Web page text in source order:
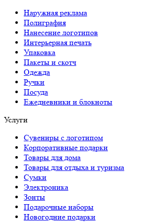
Наружная реклама
Полиграфия
Нанесение логотипов
Интерьерная печать
Упаковка
Пакеты и скотч
Одежда
Ручки
Посуда
Ежедневники и блокноты
Услуги
Сувениры с логотипом
Корпоративные подарки
Товары для дома
Товары для отдыха и туризма
Сумки
Электроника
Зонты
Подарочные наборы
Новогодние подарки